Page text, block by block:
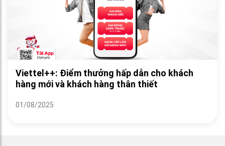
Viettel++: Điểm thưởng hấp dẫn cho khách
hàng mới và khách hàng thân thiết
01/08/2025